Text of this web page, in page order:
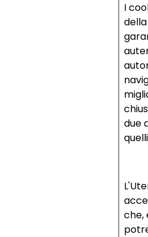
I
due
che,